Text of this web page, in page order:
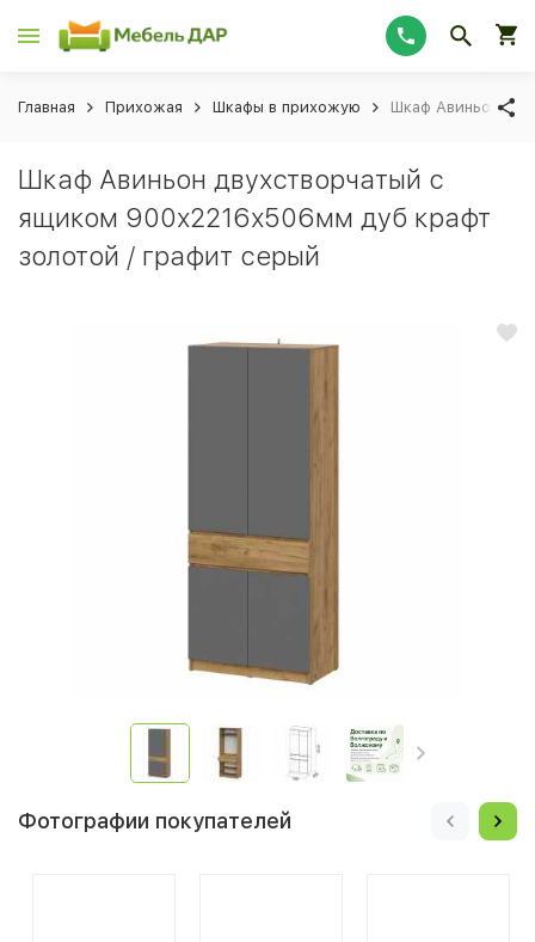
Главная Прихожая Шкафы в прихожую Шкаф Авиньон
Шкаф Авиньон двухстворчатый с
ящиком 900х2216х506мм дуб крафт
золотой / графит серый
Фотографии покупателей